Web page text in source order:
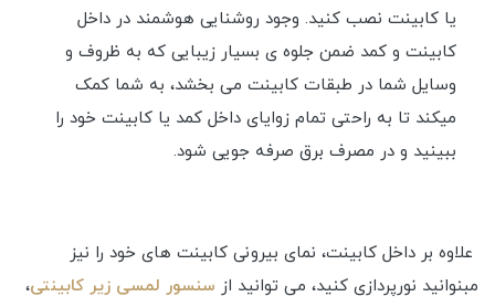
یا کابینت نصب کنید. وجود روشنایی هوشمند در داخل
کابینت و کمد ضمن جلوه ی بسیار زیبایی که به ظروف و
وسایل شما در طبقات کابینت می بخشد، به شما کمک
میکند تا به راحتی تمام زوایای داخل کمد یا کابینت خود را
ببینید و در مصرف برق صرفه جویی شود.
علاوه بر داخل کابینت، نمای بیرونی کابینت های خود را نیز
مبنوانید نورپردازی کنید، می توانید از سنسور لمسی زیر کابینتی،